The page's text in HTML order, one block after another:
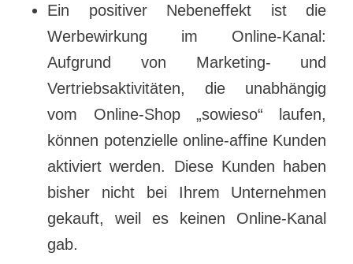
Ein positiver Nebeneffekt ist die
Werbewirkung im Online-Kanal:
Aufgrund von Marketing- und
Vertriebsaktivitäten, die unabhängig
vom Online-Shop „sowieso“ laufen,
können potenzielle online-affine Kunden
aktiviert werden. Diese Kunden haben
bisher nicht bei Ihrem Unternehmen
gekauft, weil es keinen Online-Kanal
gab.